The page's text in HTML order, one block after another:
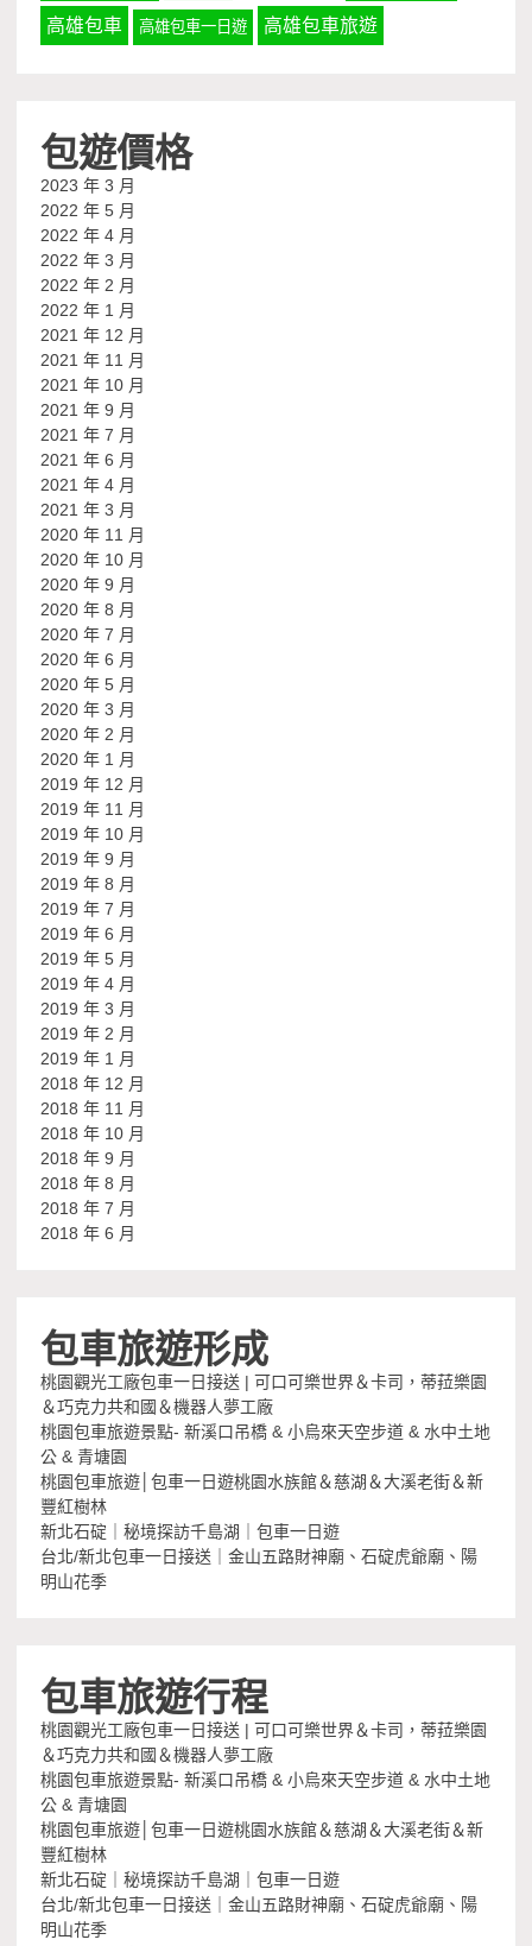
高雄包車 高雄包車一日遊 高雄包車旅遊
包遊價格
2023 年 3 月
2022 年 5 月
2022 年 4 月
2022 年 3 月
2022 年 2 月
2022 年 1 月
2021 年 12 月
2021 年 11 月
2021 年 10 月
2021 年 9 月
2021 年 7 月
2021 年 6 月
2021 年 4 月
2021 年 3 月
2020 年 11 月
2020 年 10 月
2020 年 9 月
2020 年 8 月
2020 年 7 月
2020 年 6 月
2020 年 5 月
2020 年 3 月
2020 年 2 月
2020 年 1 月
2019 年 12 月
2019 年 11 月
2019 年 10 月
2019 年 9 月
2019 年 8 月
2019 年 7 月
2019 年 6 月
2019 年 5 月
2019 年 4 月
2019 年 3 月
2019 年 2 月
2019 年 1 月
2018 年 12 月
2018 年 11 月
2018 年 10 月
2018 年 9 月
2018 年 8 月
2018 年 7 月
2018 年 6 月
包車旅遊形成
桃園觀光工廠包車一日接送 | 可口可樂世界＆卡司，蒂菈樂園
＆巧克力共和國＆機器人夢工廠
桃園包車旅遊景點- 新溪口吊橋 & 小烏來天空步道 & 水中土地
公 & 青塘園
桃園包車旅遊│包車一日遊桃園水族館＆慈湖＆大溪老街＆新
豐紅樹林
新北石碇｜秘境探訪千島湖｜包車一日遊
台北/新北包車一日接送｜金山五路財神廟、石碇虎爺廟、陽
明山花季
包車旅遊行程
桃園觀光工廠包車一日接送 | 可口可樂世界＆卡司，蒂菈樂園
＆巧克力共和國＆機器人夢工廠
桃園包車旅遊景點- 新溪口吊橋 & 小烏來天空步道 & 水中土地
公 & 青塘園
桃園包車旅遊│包車一日遊桃園水族館＆慈湖＆大溪老街＆新
豐紅樹林
新北石碇｜秘境探訪千島湖｜包車一日遊
台北/新北包車一日接送｜金山五路財神廟、石碇虎爺廟、陽
明山花季